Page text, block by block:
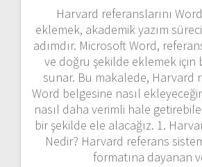
Harvard referanslarını
eklemek, akademik yazım
adımdır. Microsoft Word,
ve doğru şekilde eklemek için
sunar. Bu makalede, Harvard
Word belgesine nasıl
nasıl daha verimli hale
bir şekilde ele alacağız. 1.
Nedir? Harvard referans
formatına dayanan